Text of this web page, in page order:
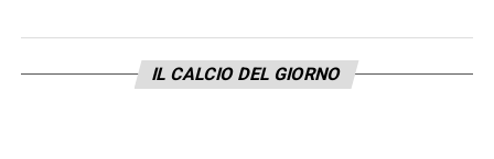
IL CALCIO DEL GIORNO